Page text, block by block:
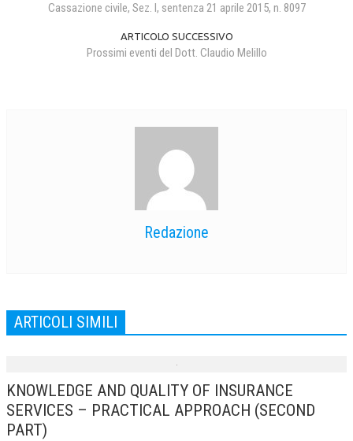
Cassazione civile, Sez. I, sentenza 21 aprile 2015, n. 8097
ARTICOLO SUCCESSIVO
Prossimi eventi del Dott. Claudio Melillo
Redazione
ARTICOLI SIMILI
KNOWLEDGE AND QUALITY OF INSURANCE
SERVICES – PRACTICAL APPROACH (SECOND
PART)